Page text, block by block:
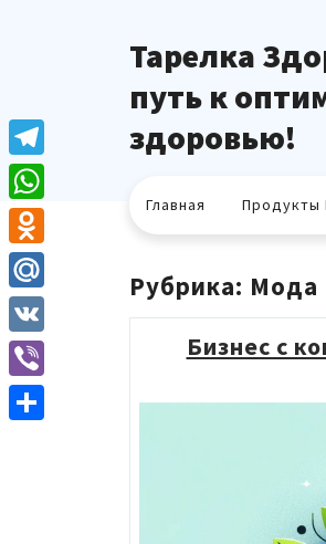
Тарелка
путь к
здоровью!
Главная Продукты
Рубрика: Мода
Бизнес с
Telegram
WhatsApp
Odnoklassniki
Mail.Ru
VK
Viber